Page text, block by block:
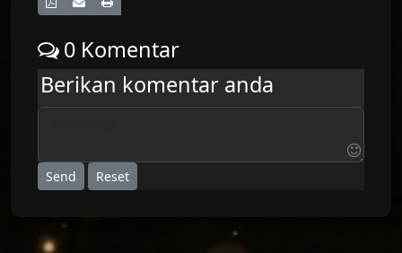
0 Komentar
Berikan komentar anda
Send Reset